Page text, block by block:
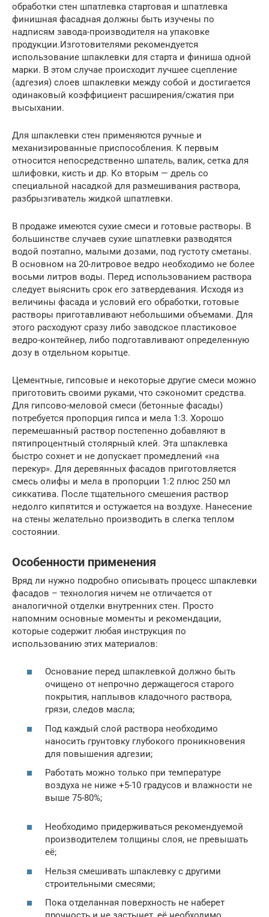
обработки стен шпатлевка стартовая и шпатлевка
финишная фасадная должны быть изучены по
надписям завода-производителя на упаковке
продукции.Изготовителями рекомендуется
использование шпаклевки для старта и финиша одной
марки. В этом случае происходит лучшее сцепление
(адгезия) слоев шпаклевки между собой и достигается
одинаковый коэффициент расширения/сжатия при
высыхании.
Для шпаклевки стен применяются ручные и
механизированные приспособления. К первым
относится непосредственно шпатель, валик, сетка для
шлифовки, кисть и др. Ко вторым — дрель со
специальной насадкой для размешивания раствора,
разбрызгиватель жидкой шпатлевки.
В продаже имеются сухие смеси и готовые растворы. В
большинстве случаев сухие шпатлевки разводятся
водой поэтапно, малыми дозами, под густоту сметаны.
В основном на 20-литровое ведро необходимо не более
восьми литров воды. Перед использованием раствора
следует выяснить срок его затвердевания. Исходя из
величины фасада и условий его обработки, готовые
растворы приготавливают небольшими объемами. Для
этого расходуют сразу либо заводское пластиковое
ведро-контейнер, либо подготавливают определенную
дозу в отдельном корытце.
Цементные, гипсовые и некоторые другие смеси можно
приготовить своими руками, что сэкономит средства.
Для гипсово-меловой смеси (бетонные фасады)
потребуется пропорция гипса и мела 1:3. Хорошо
перемешанный раствор постепенно добавляют в
пятипроцентный столярный клей. Эта шпаклевка
быстро сохнет и не допускает промедлений «на
перекур». Для деревянных фасадов приготовляется
смесь олифы и мела в пропорции 1:2 плюс 250 мл
сиккатива. После тщательного смешения раствор
недолго кипятится и остужается на воздухе. Нанесение
на стены желательно производить в слегка теплом
состоянии.
Особенности применения
Вряд ли нужно подробно описывать процесс шпаклевки
фасадов – технология ничем не отличается от
аналогичной отделки внутренних стен. Просто
напомним основные моменты и рекомендации,
которые содержит любая инструкция по
использованию этих материалов:
Основание перед шпаклевкой должно быть
очищено от непрочно держащегося старого
покрытия, наплывов кладочного раствора,
грязи, следов масла;
Под каждый слой раствора необходимо
наносить грунтовку глубокого проникновения
для повышения адгезии;
Работать можно только при температуре
воздуха не ниже +5-10 градусов и влажности не
выше 75-80%;
Необходимо придерживаться рекомендуемой
производителем толщины слоя, не превышать
её;
Нельзя смешивать шпаклевку с другими
строительными смесями;
Пока отделанная поверхность не наберет